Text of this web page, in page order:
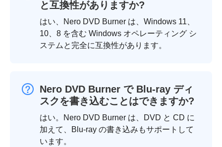
と互換性がありますか?
はい、Nero DVD Burner は、Windows 11、
10、8 を含む Windows オペレーティング シ
ステムと完全に互換性があります。
Nero DVD Burner で Blu-ray ディ
スクを書き込むことはできますか?
はい。Nero DVD Burner は、DVD と CD に
加えて、Blu-ray の書き込みもサポートして
います。